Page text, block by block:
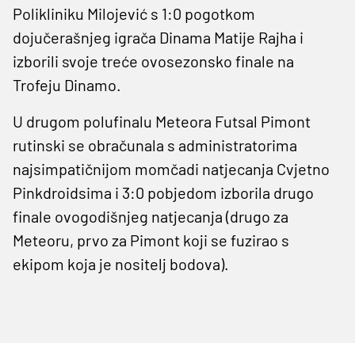
Polikliniku Milojević s 1:0 pogotkom
dojučerašnjeg igrača Dinama Matije Rajha i
izborili svoje treće ovosezonsko finale na
Trofeju Dinamo.
U drugom polufinalu Meteora Futsal Pimont
rutinski se obračunala s administratorima
najsimpatičnijom momčadi natjecanja Cvjetno
Pinkdroidsima i 3:0 pobjedom izborila drugo
finale ovogodišnjeg natjecanja (drugo za
Meteoru, prvo za Pimont koji se fuzirao s
ekipom koja je nositelj bodova).